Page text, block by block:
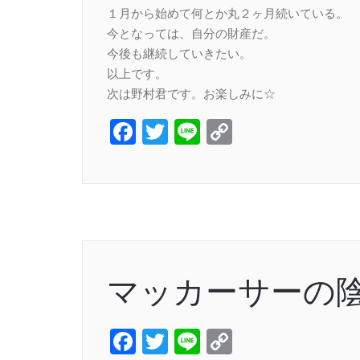
１月から始めて何とか丸２ヶ月続いている。
今となっては、自分の財産だ。
今後も継続していきたい。
以上です。
次は野村君です。お楽しみに☆
Facebook
Twitter
Line
マッカーサーの
Facebook
Twitter
Line